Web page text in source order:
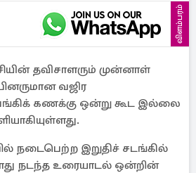
விளம்பரம்
தவிசாளரும் முன்னாள்
வஜிர
கணக்கு ஒன்று கூட இல்லை
நடைபெற்ற இறுதிச் சடங்கில்
நடந்த உரையாடல் ஒன்றின்